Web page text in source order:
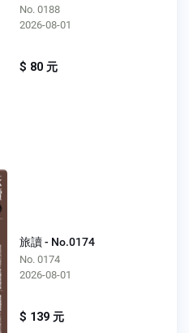
No. 0188
2026-08-01
$ 80 元
旅讀 - No.0174
No. 0174
2026-08-01
$ 139 元